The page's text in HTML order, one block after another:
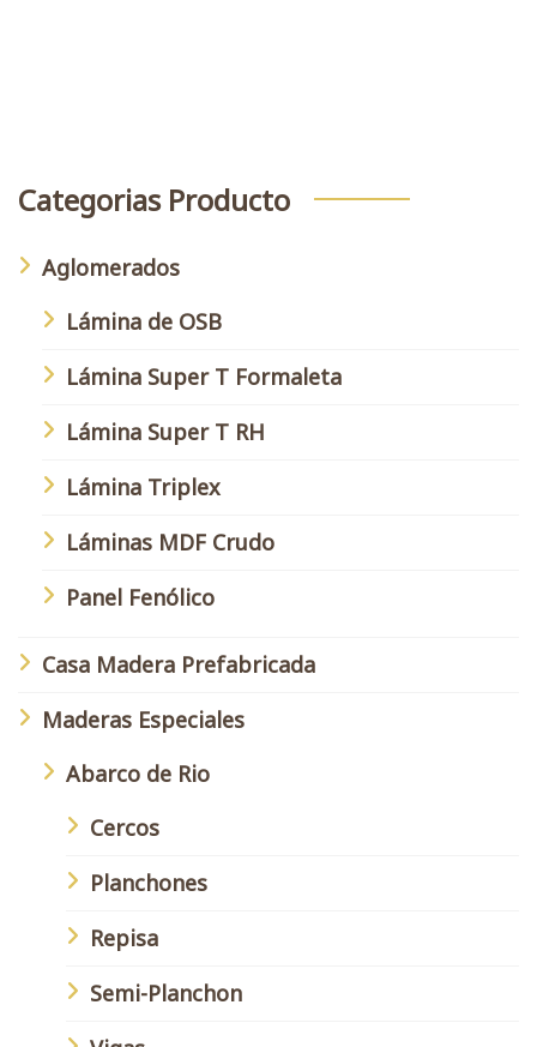
Categorias Producto
Aglomerados
Lámina de OSB
Lámina Super T Formaleta
Lámina Super T RH
Lámina Triplex
Láminas MDF Crudo
Panel Fenólico
Casa Madera Prefabricada
Maderas Especiales
Abarco de Rio
Cercos
Planchones
Repisa
Semi-Planchon